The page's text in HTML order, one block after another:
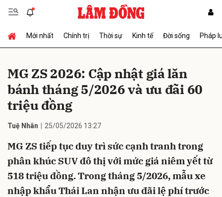
Mới nhất Chính trị Thời sự Kinh tế Đời sống Pháp
MG ZS 2026: Cập nhật giá lăn
bánh tháng 5/2026 và ưu đãi 60
triệu đồng
Tuệ Nhân 25/05/2026 13:27
MG ZS tiếp tục duy trì sức cạnh tranh trong
phân khúc SUV đô thị với mức giá niêm yết từ
518 triệu đồng. Trong tháng 5/2026, mẫu xe
nhập khẩu Thái Lan nhận ưu đãi lệ phí trước
Gửi bình luận
Hủy Gửi